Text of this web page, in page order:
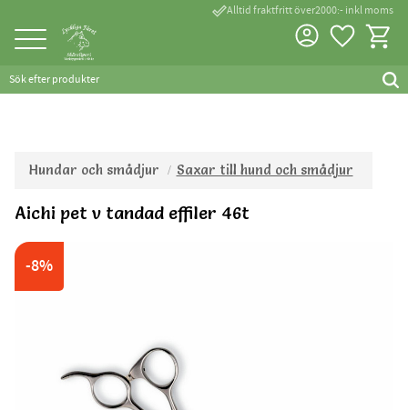
Meny
done_outlineAlltid fraktfritt över2000:- inkl moms
Favoriter
Hundar och smådjur Saxar till hund och smådjur
Aichi pet v tandad effiler 46t
8%